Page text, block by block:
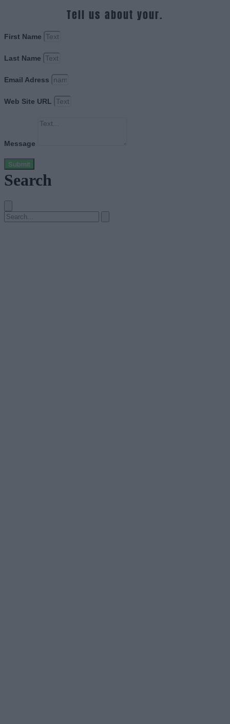
Tell us about your.
First Name
Last Name
Email Adress
Web Site URL
Message
Submit
Search